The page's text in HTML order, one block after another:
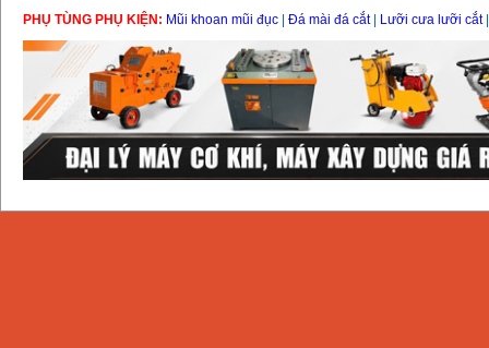
PHỤ TÙNG PHỤ KIỆN: Mũi khoan mũi đục Đá mài đá cắt| Lưỡi cưa lưỡi cắt